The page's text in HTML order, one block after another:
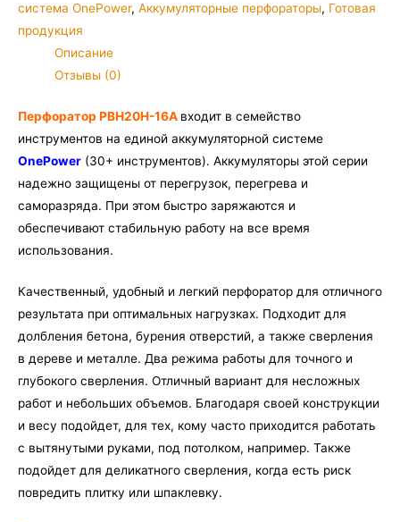
система OnePower, Аккумуляторные перфораторы, Готовая
продукция
Описание
Отзывы (0)
Перфоратор PBH20H-16A входит в семейство
инструментов на единой аккумуляторной системе
OnePower (30+ инструментов). Аккумуляторы этой серии
надежно защищены от перегрузок, перегрева и
саморазряда. При этом быстро заряжаются и
обеспечивают стабильную работу на все время
использования.
Качественный, удобный и легкий перфоратор для отличного
результата при оптимальных нагрузках. Подходит для
долбления бетона, бурения отверстий, а также сверления
в дереве и металле. Два режима работы для точного и
глубокого сверления. Отличный вариант для несложных
работ и небольших объемов. Благодаря своей конструкции
и весу подойдет, для тех, кому часто приходится работать
с вытянутыми руками, под потолком, например. Также
подойдет для деликатного сверления, когда есть риск
повредить плитку или шпаклевку.